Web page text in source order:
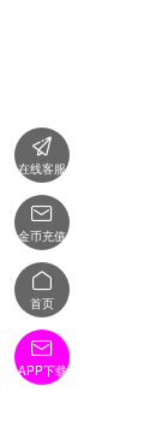

在线客服

金币充值

首页

APP下载